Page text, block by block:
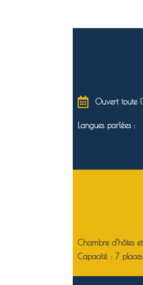
Ouvert toute
Langues parlées :
Chambre d’hôtes
Capacité : 7